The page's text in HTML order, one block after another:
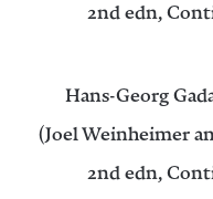
2nd edn,
Hans-Georg
(Joel Weinheimer
2nd edn,